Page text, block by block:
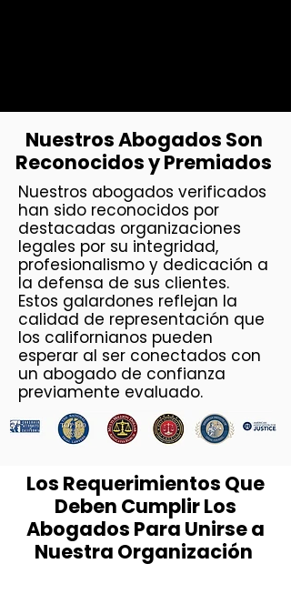
Nuestros Abogados Son
Reconocidos y Premiados
Nuestros abogados verificados
han sido reconocidos por
destacadas organizaciones
legales por su integridad,
profesionalismo y dedicación a
la defensa de sus clientes.
Estos galardones reflejan la
calidad de representación que
los californianos pueden
esperar al ser conectados con
un abogado de confianza
previamente evaluado.
Los Requerimientos Que
Deben Cumplir Los
Abogados Para Unirse a
Nuestra Organización ​